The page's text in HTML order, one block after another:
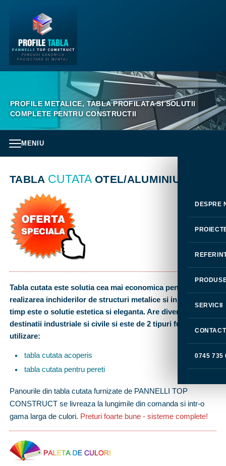
PROFILE METALICE, TABLA PROFILATA SI SOLUTII
COMPLETE PENTRU CONSTRUCTII
MENIU
DESPRE
SERVICII
CONTACT
0745 735
TABLA CUTATAOTEL/ALUMINIU
Tabla cutata este solutia cea mai economica pentru
realizarea inchiderilor de structuri metalice si in acelasi
timp este o solutie estetica si eleganta. Are diverse
destinatii industriale si civile si este de 2 tipuri functie de
utilizare:
tabla cutata acoperis
tabla cutata pentru pereti
Panourile din tabla cutata furnizate de PANNELLI TOP
CONSTRUCT se livreaza la lungimile din comanda si intr-o
gama larga de culori. Preturi foarte bune - sisteme complete!